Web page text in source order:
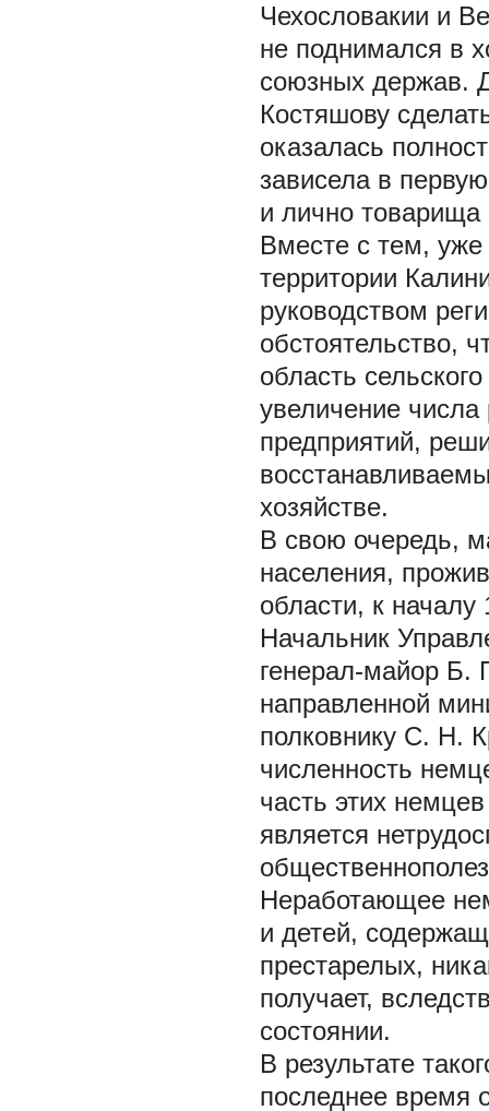
Чехословакии и
не поднимался в
союзных держав.
Костяшову
оказалась
зависела в
и лично
Вместе с тем, уже
территории
руководством
обстоятельство,
область
увеличение
предприятий,
хозяйстве.
В свою очередь,
населения,
области, к
Начальник
генерал-майор Б.
направленной
полковнику С. Н.
численность
часть этих
является
Неработающее
и детей,
престарелых,
получает,
состоянии.
В результате
последнее время